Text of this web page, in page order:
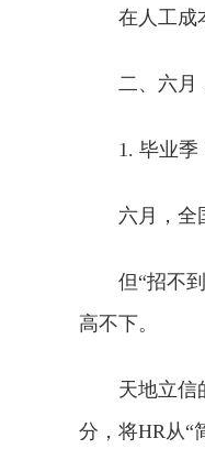
在人工成
二、六月
1. 毕业季
六月，全
但“招不
高不下。
天地立信
分，将HR从“